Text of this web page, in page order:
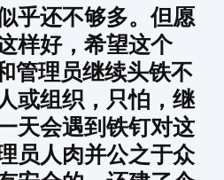
乎还不够多。但愿
样好，希望这个
管理员继续头铁不
或组织，只怕，继
天会遇到铁钉对这
员人肉并公之于众